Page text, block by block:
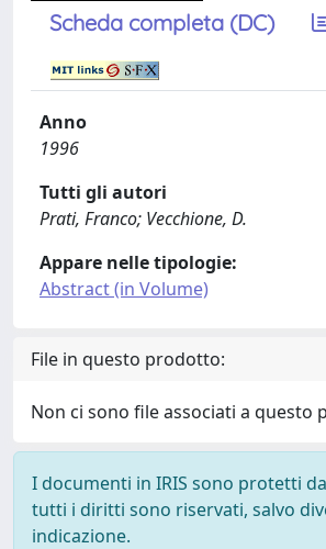
Scheda completa (DC)
Anno
1996
Tutti gli autori
Prati, Franco; Vecchione, D.
Appare nelle tipologie:
Abstract (in Volume)
File in questo prodotto:
Non ci sono file associati a questo
I documenti in IRIS sono protetti
tutti i diritti sono riservati, salvo
indicazione.